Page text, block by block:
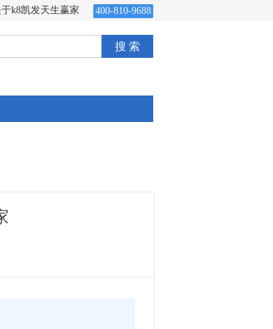
于k8凯发天生赢家 400-810-9688
搜 索